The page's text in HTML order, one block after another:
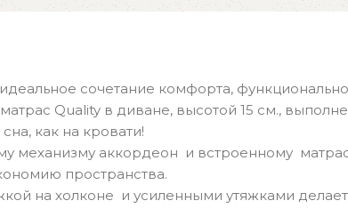
сочетание комфорта,
Quality в диване, высотой 15 см.,
как на кровати!
механизму аккордеон и встроенному
пространства.
на холконе и усиленными утяжками